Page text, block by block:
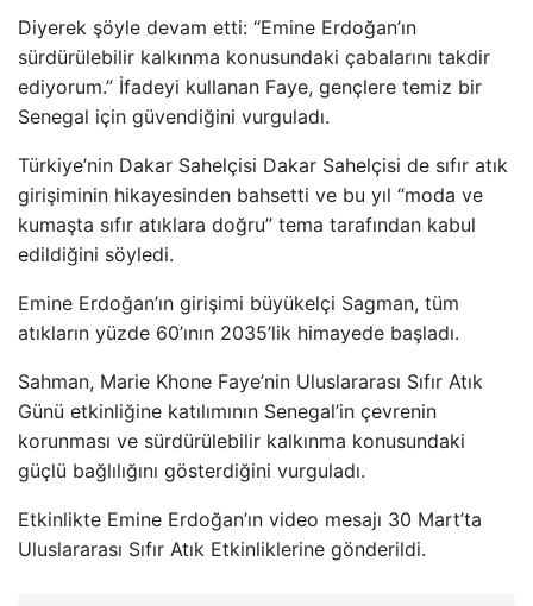
Diyerek şöyle devam etti: “Emine Erdoğan’ın
sürdürülebilir kalkınma konusundaki çabalarını takdir
ediyorum.” İfadeyi kullanan Faye, gençlere temiz bir
Senegal için güvendiğini vurguladı.
Türkiye’nin Dakar Sahelçisi Dakar Sahelçisi de sıfır atık
girişiminin hikayesinden bahsetti ve bu yıl “moda ve
kumaşta sıfır atıklara doğru” tema tarafından kabul
edildiğini söyledi.
Emine Erdoğan’ın girişimi büyükelçi Sagman, tüm
atıkların yüzde 60’ının 2035’lik himayede başladı.
Sahman, Marie Khone Faye’nin Uluslararası Sıfır Atık
Günü etkinliğine katılımının Senegal’in çevrenin
korunması ve sürdürülebilir kalkınma konusundaki
güçlü bağlılığını gösterdiğini vurguladı.
Etkinlikte Emine Erdoğan’ın video mesajı 30 Mart’ta
Uluslararası Sıfır Atık Etkinliklerine gönderildi.